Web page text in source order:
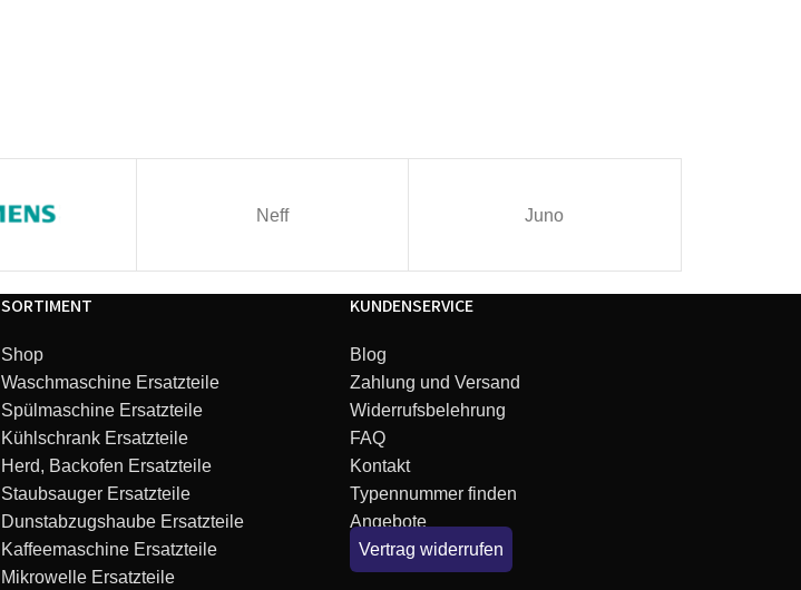
Neff Juno
SORTIMENT
Shop
Waschmaschine Ersatzteile
Spülmaschine Ersatzteile
Kühlschrank Ersatzteile
Herd, Backofen Ersatzteile
Staubsauger Ersatzteile
Dunstabzugshaube Ersatzteile
Kaffeemaschine Ersatzteile
Mikrowelle Ersatzteile
KUNDENSERVICE
Blog
Zahlung und Versand
Widerrufsbelehrung
FAQ
Kontakt
Typennummer finden
Angebote
Vertrag widerrufen